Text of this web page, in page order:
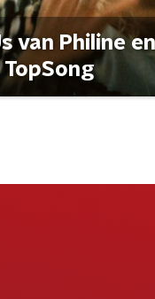
van Philine
TopSong